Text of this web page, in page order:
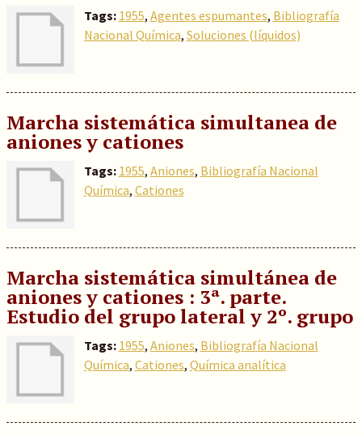
Tags: 1955, Agentes espumantes, Bibliografía
Nacional Química, Soluciones (líquidos)
Marcha sistemática simultanea de
aniones y cationes
Tags: 1955, Aniones, Bibliografía Nacional
Química, Cationes
Marcha sistemática simultánea de
aniones y cationes : 3ª. parte.
Estudio del grupo lateral y 2º. grupo
Tags: 1955, Aniones, Bibliografía Nacional
Química, Cationes, Química analítica